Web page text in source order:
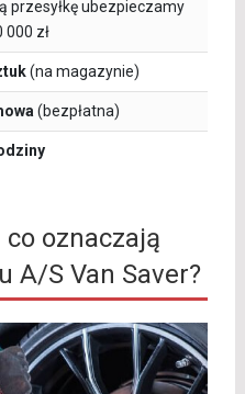
przesyłkę ubezpieczamy
000 zł
(na magazynie)
(bezpłatna)
co oznaczają
A/S Van Saver?